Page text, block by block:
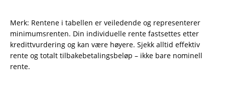
Merk: Rentene i tabellen er veiledende og representerer
minimumsrenten. Din individuelle rente fastsettes etter
kredittvurdering og kan være høyere. Sjekk alltid effektiv
rente og totalt tilbakebetalingsbeløp – ikke bare nominell
rente.